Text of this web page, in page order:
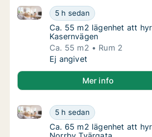
Ca. 55 m2 lägenhet att
5 h sedan
Ca. 55 m2 lägenhet att hyra i
Ca. 55 m2 lägenhet att
Ca. 55 m2 lägenhet att
Kasernvägen
Ca. 55 m2
Rum 2
Ca. 55 m2 lägenhet att
Ej angivet
Mer info
Ca. 65 m2 lägenhet att
5 h sedan
Ca. 65 m2 lägenhet att hyra i
Ca. 65 m2 lägenhet att
Ca. 65 m2 lägenhet att